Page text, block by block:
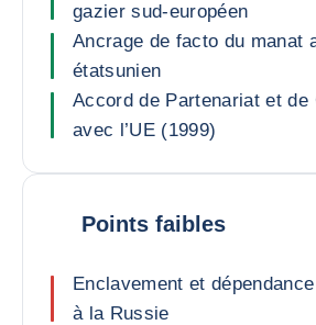
gazier sud-européen
Ancrage de facto du manat
étatsunien
Accord de Partenariat et de
avec l’UE (1999)
Points faibles
Enclavement et
à la Russie